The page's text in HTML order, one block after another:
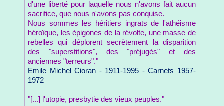
d'une liberté pour laquelle nous n'avons fait aucun
sacrifice, que nous n'avons pas conquise.
Nous sommes les héritiers ingrats de l'athéisme
héroïque, les épigones de la révolte, une masse de
rebelles qui déplorent secrètement la disparition
des "superstitions", des "préjugés" et des
anciennes "terreurs"."
Emile Michel Cioran - 1911-1995 - Carnets 1957-
1972
"[...] l'utopie, presbytie des vieux peuples."